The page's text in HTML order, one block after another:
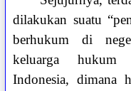
dilakukan suatu
berhukum di
keluarga hukum
Indonesia, dimana